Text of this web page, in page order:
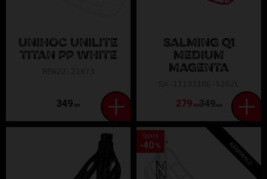
UNIHOC UNILITE
TITAN PP WHITE
349 KR
SALMING Q1
MEDIUM
MAGENTA
279KR349KR
Spara
40 % KAMPANJ!